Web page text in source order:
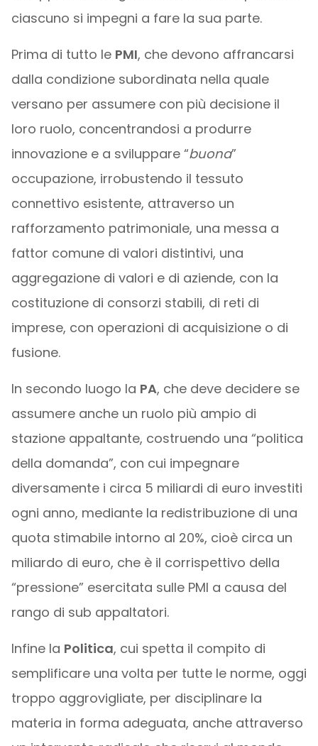
ciascuno si impegni a fare la sua parte.
Prima di tutto le PMI, che devono affrancarsi
dalla condizione subordinata nella quale
versano per assumere con più decisione il
loro ruolo, concentrandosi a produrre
innovazione e a sviluppare “buona”
occupazione, irrobustendo il tessuto
connettivo esistente, attraverso un
rafforzamento patrimoniale, una messa a
fattor comune di valori distintivi, una
aggregazione di valori e di aziende, con la
costituzione di consorzi stabili, di reti di
imprese, con operazioni di acquisizione o di
fusione.
In secondo luogo la PA, che deve decidere se
assumere anche un ruolo più ampio di
stazione appaltante, costruendo una “politica
della domanda”, con cui impegnare
diversamente i circa 5 miliardi di euro investiti
ogni anno, mediante la redistribuzione di una
quota stimabile intorno al 20%, cioè circa un
miliardo di euro, che è il corrispettivo della
“pressione” esercitata sulle PMI a causa del
rango di sub appaltatori.
Infine la Politica, cui spetta il compito di
semplificare una volta per tutte le norme, oggi
troppo aggrovigliate, per disciplinare la
materia in forma adeguata, anche attraverso